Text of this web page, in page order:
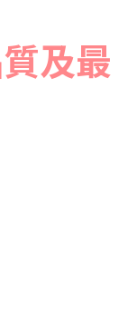
及最